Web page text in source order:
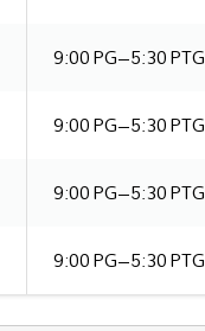
9:00 PG–5:30 PTG
9:00 PG–5:30 PTG
9:00 PG–5:30 PTG
9:00 PG–5:30 PTG